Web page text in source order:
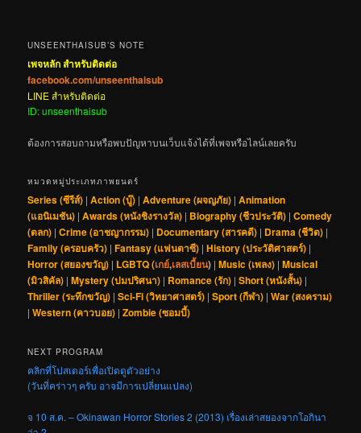
UNSEENTHAISUB’S NOTE
เพจหลัก สำหรับติดต่อ
facebook.com/unseenthaisub
LINE สำหรับติดต่อ
ID: unseenthaisub
ต้องการสอบถามหรือพบปัญหาบนเว็บแจ้งได้ที่เพจหรือไลน์เลยครับ
หมวดหมู่ประเภทภาพยนตร์
Series (ซีรีส์) |Action (บู๊) |Adventure (ผจญภัย) |Animation
(แอนิเมชัน) |Awards (หนังชิงรางวัล) | Biography (ชีวประวัติ) |Comedy
(ตลก) |Crime (อาชญากรรม) | Documentary (สารคดี) | Drama (ชีวิต) |
Family (ครอบครัว) |Fantasy (แฟนตาซี) |History (ประวัติศาสตร์) |
Horror (สยองขวัญ) | LGBTQ (เกย์,เลสเบี้ยน) |Music (เพลง) |Musical
(มิวสิคัล) |Mystery (ปมปริศนา) | Romance (รัก) |Short (หนังสั้น) |
Thriller (ระทึกขวัญ) |Sci-Fi (วิทยาศาสตร์) |Sport (กีฬา) |War (สงคราม)
|Western (คาวบอย) |Zombie (ซอมบี้)
NEXT PROGRAM
คลิกที่โปสเตอร์เพื่อเปิดดูตัวอย่าง
(วันที่คร่าวๆ ครับ อาจมีการเปลี่ยนแปลง)
จ 10 ส.ค. – Okinawan Horror Stories 2 (2013) เรื่องเล่าสยองจากโอกินา